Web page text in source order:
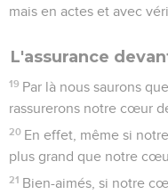
mais en actes et avec
L'assurance
19 Par là nous saurons
rassurerons notre cœur
20 En effet, même si
plus grand que notre
21 Bien-aimés, si notre